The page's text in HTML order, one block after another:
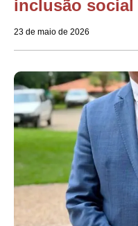
inclusão
23 de maio de 2026